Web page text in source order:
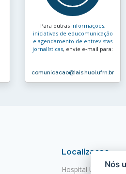
Para outras informações,
iniciativas de educomunicação
e agendamento de entrevistas
jornalísticas, envie e‑mail para:
comunicacao@lais.huol.ufrn.br
Localização
Hospital
Nós